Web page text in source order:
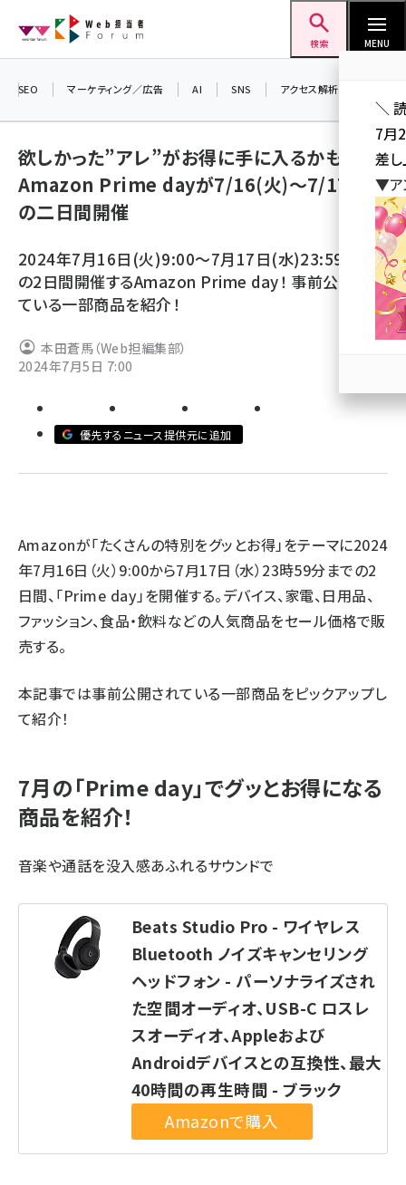
ン
検索 MENU
seo (3519)
youtube (2425)
note (2310)
セミナー (2301)
z世代 (1620)
meo (1274)
llmo (1160)
SEO マーケティング／広告 AI SNS アクセス解析／データ分析
欲しかった”アレ”がお得に手に入るかも！
Amazon Prime dayが7/16(火)～7/17(水)
の二日間開催
2024年7月16日(火)9:00～7月17日(水)23:59まで
の2日間開催するAmazon Prime day！ 事前公開され
ている一部商品を紹介！
本田蒼馬（Web担編集部）
2024年7月5日 7:00
優先するニュース提供元に追加
Amazonが「たくさんの特別をグッとお得」をテーマに2024
年7月16日（火）9:00から7月17日（水）23時59分までの2
日間、「Prime day」を開催する。デバイス、家電、日用品、
ファッション、食品・飲料などの人気商品をセール価格で販
売する。
本記事では事前公開されている一部商品をピックアップし
て紹介！
7月の「Prime day」でグッとお得になる
商品を紹介！
音楽や通話を没入感あふれるサウンドで
Beats Studio Pro - ワイヤレス
Bluetooth ノイズキャンセリング
ヘッドフォン - パーソナライズされ
た空間オーディオ、USB-C ロスレ
スオーディオ、Appleおよび
Androidデバイスとの互換性、最大
40時間の再生時間 - ブラック
＼
7月
差し
▼ア